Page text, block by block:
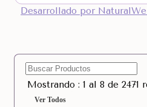
Desarrollado por
Mostrando : 1 al 8 de 2471
Ver Todos